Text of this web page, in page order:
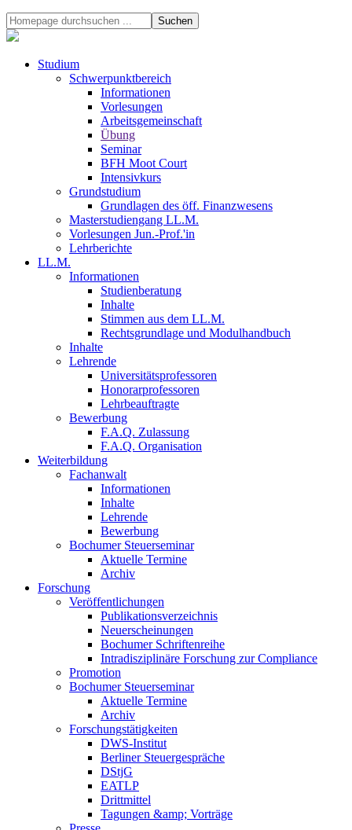
Studium
Schwerpunktbereich
Informationen
Vorlesungen
Arbeitsgemeinschaft
Übung
Seminar
BFH Moot Court
Intensivkurs
Grundstudium
Grundlagen des öff. Finanzwesens
Masterstudiengang LL.M.
Vorlesungen Jun.-Prof.'in
Lehrberichte
LL.M.
Informationen
Studienberatung
Inhalte
Stimmen aus dem LL.M.
Rechtsgrundlage und Modulhandbuch
Inhalte
Lehrende
Universitätsprofessoren
Honorarprofessoren
Lehrbeauftragte
Bewerbung
F.A.Q. Zulassung
F.A.Q. Organisation
Weiterbildung
Fachanwalt
Informationen
Inhalte
Lehrende
Bewerbung
Bochumer Steuerseminar
Aktuelle Termine
Archiv
Forschung
Veröffentlichungen
Publikationsverzeichnis
Neuerscheinungen
Bochumer Schriftenreihe
Intradisziplinäre Forschung zur Compliance
Promotion
Bochumer Steuerseminar
Aktuelle Termine
Archiv
Forschungstätigkeiten
DWS-Institut
Berliner Steuergespräche
DStjG
EATLP
Drittmittel
Tagungen &amp; Vorträge